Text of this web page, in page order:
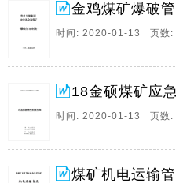
因运输而损。
4、 黔越矿业有限公司高家
发挥组织的积极性、主动
完成或。
5、XX煤业XX煤矿培2020*
与培训制度的通 知 矿属各
育与培训管理，提高全员
金鸡煤矿爆破
时间: 2020-01-13 页数:
18金硕煤矿应
时间: 2020-01-13 页数:
煤矿机电运输